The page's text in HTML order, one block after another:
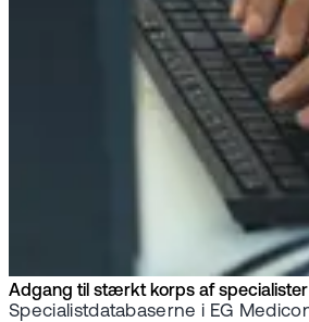
Adgang til stærkt korps af specialister
Specialistdatabaserne i EG